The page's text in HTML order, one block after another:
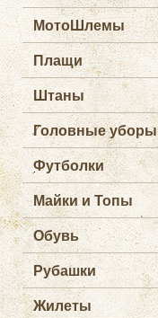
МотоШлемы
Плащи
Штаны
Головные уборы
Футболки
Майки и Топы
Обувь
Рубашки
Жилеты